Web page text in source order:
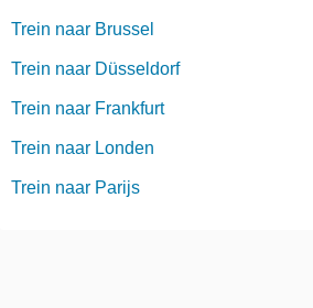
Trein naar Brussel
Trein naar Düsseldorf
Trein naar Frankfurt
Trein naar Londen
Trein naar Parijs